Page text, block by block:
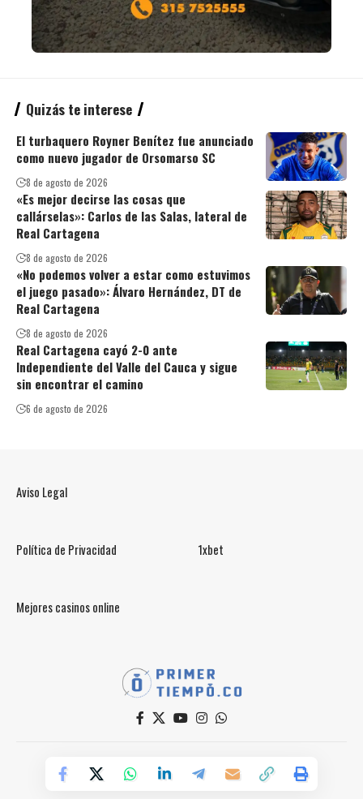
Quizás te interese
El turbaquero Royner Benítez fue anunciado
como nuevo jugador de Orsomarso SC
8 de agosto de 2026
«Es mejor decirse las cosas que
callárselas»: Carlos de las Salas, lateral de
Real Cartagena
8 de agosto de 2026
«No podemos volver a estar como estuvimos
el juego pasado»: Álvaro Hernández, DT de
Real Cartagena
8 de agosto de 2026
Real Cartagena cayó 2-0 ante
Independiente del Valle del Cauca y sigue
sin encontrar el camino
6 de agosto de 2026
Aviso Legal
Política de Privacidad 1xbet
Mejores casinos online
Powered by Primer Tiempo Deportes SAS